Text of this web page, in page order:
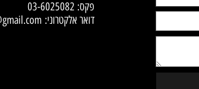
תיקוני סופרים - שקפים
טל'050-8752138